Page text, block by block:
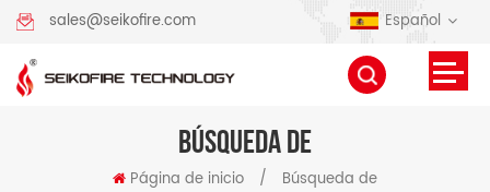
sales@seikofire.com Español
BÚSQUEDA DE
Página de inicio / Búsqueda de